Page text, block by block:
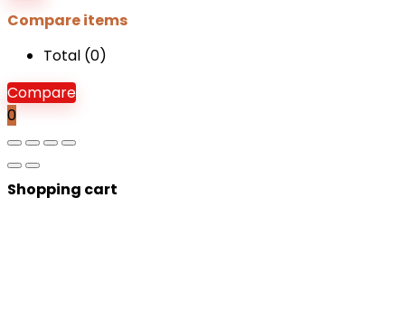
Compare items
Total (0)
Compare
0
Shopping cart